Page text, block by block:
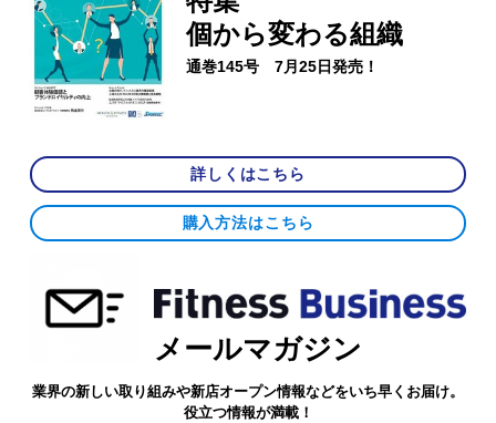
個から変わる組織
通巻145号 7月25日発売！
詳しくはこちら
購入方法はこちら
メールマガジン
業界の新しい取り組みや新店オープン情報などをいち早くお届け。
役立つ情報が満載！